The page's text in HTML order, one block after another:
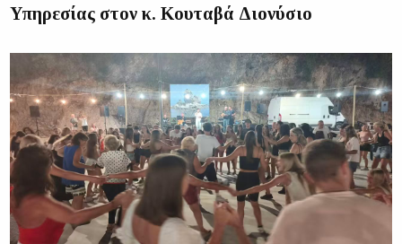
Υπηρεσίας στον κ. Κουταβά Διονύσιο